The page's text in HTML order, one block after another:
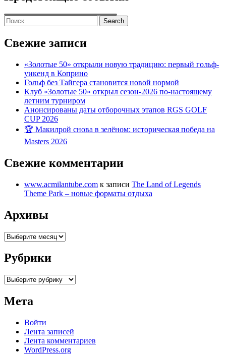
Search
for:
Свежие записи
«Золотые 50» открыли новую традицию: первый гольф-
уикенд в Коприно
Гольф без Тайгера становится новой нормой
Клуб «Золотые 50» открыл сезон-2026 по-настоящему
летним турниром
Анонсированы даты отборочных этапов RGS GOLF
CUP 2026
🏆 Макилрой снова в зелёном: историческая победа на
Masters 2026
Свежие комментарии
www.acmilantube.com к записи The Land of Legends
Theme Park – новые форматы отдыха
Архивы
Архивы
Рубрики
Рубрики
Мета
Войти
Лента записей
Лента комментариев
WordPress.org